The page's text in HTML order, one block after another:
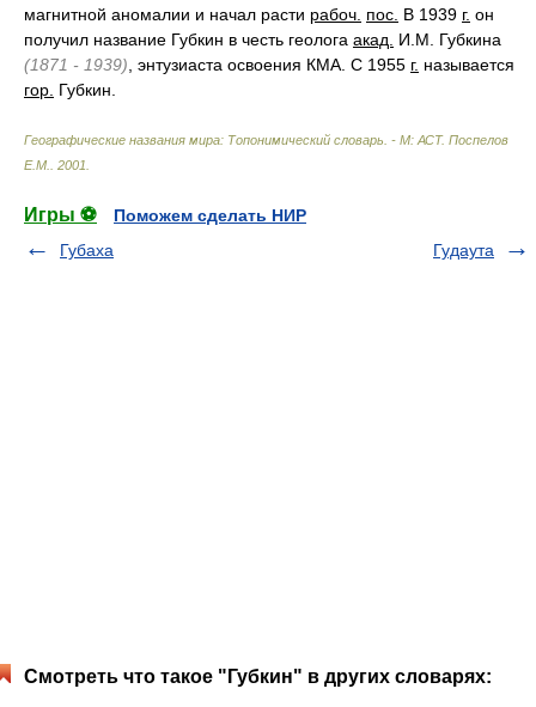
магнитной аномалии и начал расти рабоч. пос. В 1939 г. он
получил название Губкин в честь геолога акад.
И.М. Губкина
(1871 - 1939) , энтузиаста освоения КМА. С 1955 г. называется
гор. Губкин.
Географические названия мира: Топонимический словарь. - М: АСТ. Поспелов
Е.М.
2001
Игры ⚽
Поможем сделать НИР
Губаха
Гудаута
Смотреть что такое "Губкин" в других словарях: